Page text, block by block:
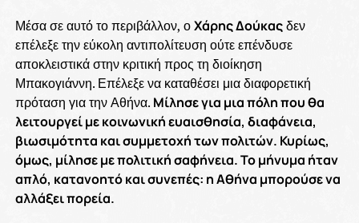
Μέσα σε αυτό το περιβάλλον, οΧάρης Δούκαςδεν
επέλεξε την εύκολη αντιπολίτευση ούτε επένδυσε
αποκλειστικά στην κριτική προς τη διοίκηση
Μπακογιάννη. Επέλεξε να καταθέσει μια διαφορετική
πρόταση για την Αθήνα. Μίλησε για μια πόλη που θα
λειτουργεί με κοινωνική ευαισθησία, διαφάνεια,
βιωσιμότητα και συμμετοχή των πολιτών. Κυρίως,
όμως, μίλησε με πολιτική σαφήνεια. Το μήνυμα ήταν
απλό, κατανοητό και συνεπές: η Αθήνα μπορούσε να
αλλάξει πορεία.